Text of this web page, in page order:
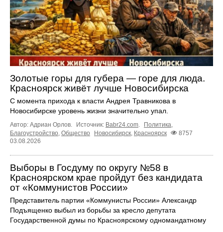
Золотые горы для губера — горе для люда.
Красноярск живёт лучше Новосибирска
С момента прихода к власти Андрея Травникова в
Новосибирске уровень жизни значительно упал.
Автор: Адриан Орлов. Источник: Babr24.com. Политика,
Благоустройство, Общество Новосибирск, Красноярск
8757
03.08.2026
Выборы в Госдуму по округу №58 в
Красноярском крае пройдут без кандидата
от «Коммунистов России»
Представитель партии «Коммунисты России» Александр
Подъященко выбыл из борьбы за кресло депутата
Государственной думы по Красноярскому одномандатному